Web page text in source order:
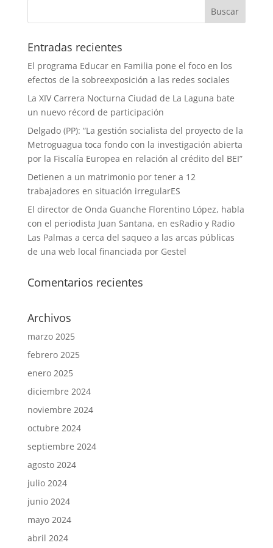
Entradas recientes
El programa Educar en Familia pone el foco en los
efectos de la sobreexposición a las redes sociales
La XIV Carrera Nocturna Ciudad de La Laguna bate
un nuevo récord de participación
Delgado (PP): “La gestión socialista del proyecto de la
Metroguagua toca fondo con la investigación abierta
por la Fiscalía Europea en relación al crédito del BEI”
Detienen a un matrimonio por tener a 12
trabajadores en situación irregularES
El director de Onda Guanche Florentino López, habla
con el periodista Juan Santana, en esRadio y Radio
Las Palmas a cerca del saqueo a las arcas públicas
de una web local financiada por Gestel
Comentarios recientes
Archivos
marzo 2025
febrero 2025
enero 2025
diciembre 2024
noviembre 2024
octubre 2024
septiembre 2024
agosto 2024
julio 2024
junio 2024
mayo 2024
abril 2024